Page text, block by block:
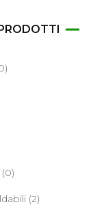
PRODOTTI
(0)
(2)